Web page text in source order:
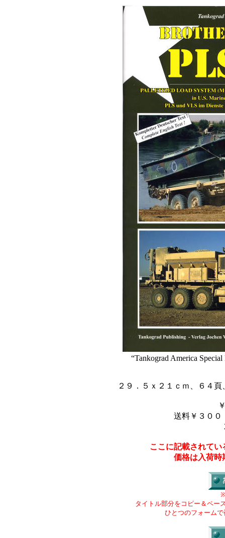
“Tankograd America
２９．５ｘ２１ｃｍ、６４
送料￥３００
ここに記載されて
価格は入荷時
タイトル部分をコピー＆ペー
ひとつのフォーム